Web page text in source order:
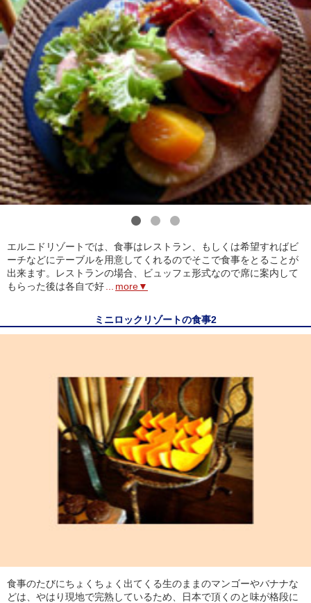
エルニドリゾートでは、食事はレストラン、もしくは希望すればビ
ーチなどにテーブルを用意してくれるのでそこで食事をとることが
出来ます。レストランの場合、ビュッフェ形式なので席に案内して
もらった後は各自で好
more▼
ミニロックリゾートの食事2
食事のたびにちょくちょく出てくる生のままのマンゴーやバナナな
どは、やはり現地で完熟しているため、日本で頂くのと味が格段に